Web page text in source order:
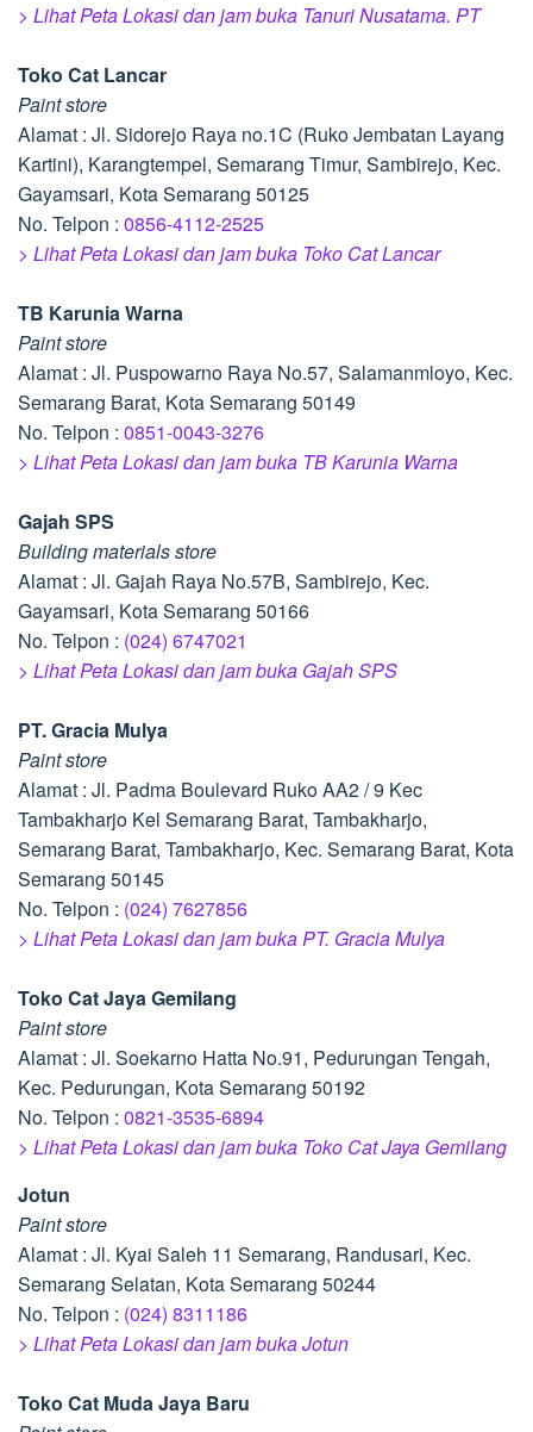
> Lihat Peta Lokasi dan jam buka Tanuri Nusatama. PT
Toko Cat Lancar
Paint store
Alamat : Jl. Sidorejo Raya no.1C (Ruko Jembatan Layang
Kartini), Karangtempel, Semarang Timur, Sambirejo, Kec.
Gayamsari, Kota Semarang 50125
No. Telpon : 0856-4112-2525
> Lihat Peta Lokasi dan jam buka Toko Cat Lancar
TB Karunia Warna
Paint store
Alamat : Jl. Puspowarno Raya No.57, Salamanmloyo, Kec.
Semarang Barat, Kota Semarang 50149
No. Telpon : 0851-0043-3276
> Lihat Peta Lokasi dan jam buka TB Karunia Warna
Gajah SPS
Building materials store
Alamat : Jl. Gajah Raya No.57B, Sambirejo, Kec.
Gayamsari, Kota Semarang 50166
No. Telpon : (024) 6747021
> Lihat Peta Lokasi dan jam buka Gajah SPS
PT. Gracia Mulya
Paint store
Alamat : Jl. Padma Boulevard Ruko AA2 / 9 Kec
Tambakharjo Kel Semarang Barat, Tambakharjo,
Semarang Barat, Tambakharjo, Kec. Semarang Barat, Kota
Semarang 50145
No. Telpon : (024) 7627856
> Lihat Peta Lokasi dan jam buka PT. Gracia Mulya
Toko Cat Jaya Gemilang
Paint store
Alamat : Jl. Soekarno Hatta No.91, Pedurungan Tengah,
Kec. Pedurungan, Kota Semarang 50192
No. Telpon : 0821-3535-6894
> Lihat Peta Lokasi dan jam buka Toko Cat Jaya Gemilang
Jotun
Paint store
Alamat : Jl. Kyai Saleh 11 Semarang, Randusari, Kec.
Semarang Selatan, Kota Semarang 50244
No. Telpon : (024) 8311186
> Lihat Peta Lokasi dan jam buka Jotun
Toko Cat Muda Jaya Baru